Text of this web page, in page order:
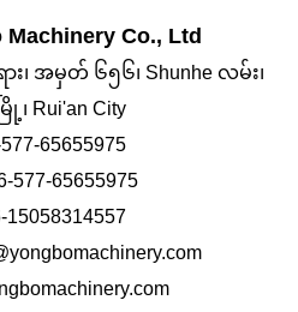
Machinery Co., Ltd
း၊ အမှတ် ၆၅၆၊ Shunhe လမ်း၊
ြို့၊ Rui'an City
65655975
577-65655975
15058314557